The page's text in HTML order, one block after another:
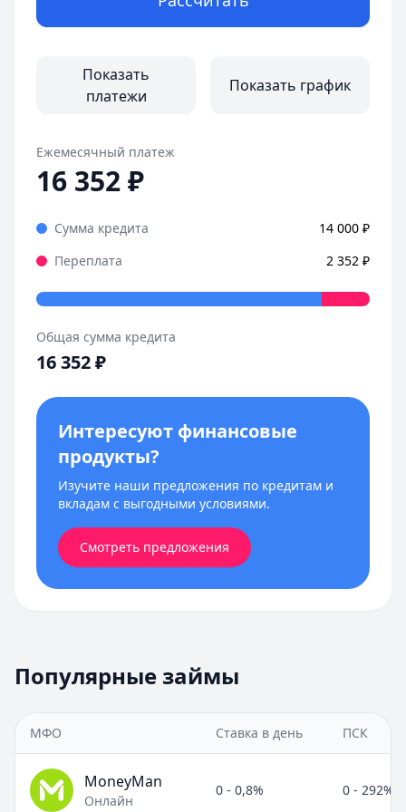
Показать
платежи
Показать график
Ежемесячный платеж
16 352₽
Сумма кредита 14 000 ₽
Переплата
2 352 ₽
Общая сумма кредита
16 352₽
Интересуют финансовые
продукты?
Изучите наши предложения по кредитам и
вкладам с выгодными условиями.
Смотреть предложения
Популярные займы
МФО Ставка в день ПСК
MoneyMan
Онлайн
0 - 0,8% 0 - 292%